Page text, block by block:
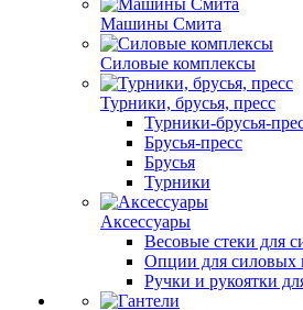
Машины Смита
Силовые комплексы
Турники, брусья, пресс
Турники-брусья-
Брусья-пресс
Брусья
Турники
Аксессуары
Весовые стеки для
Опции для силовых
Ручки и рукоятки